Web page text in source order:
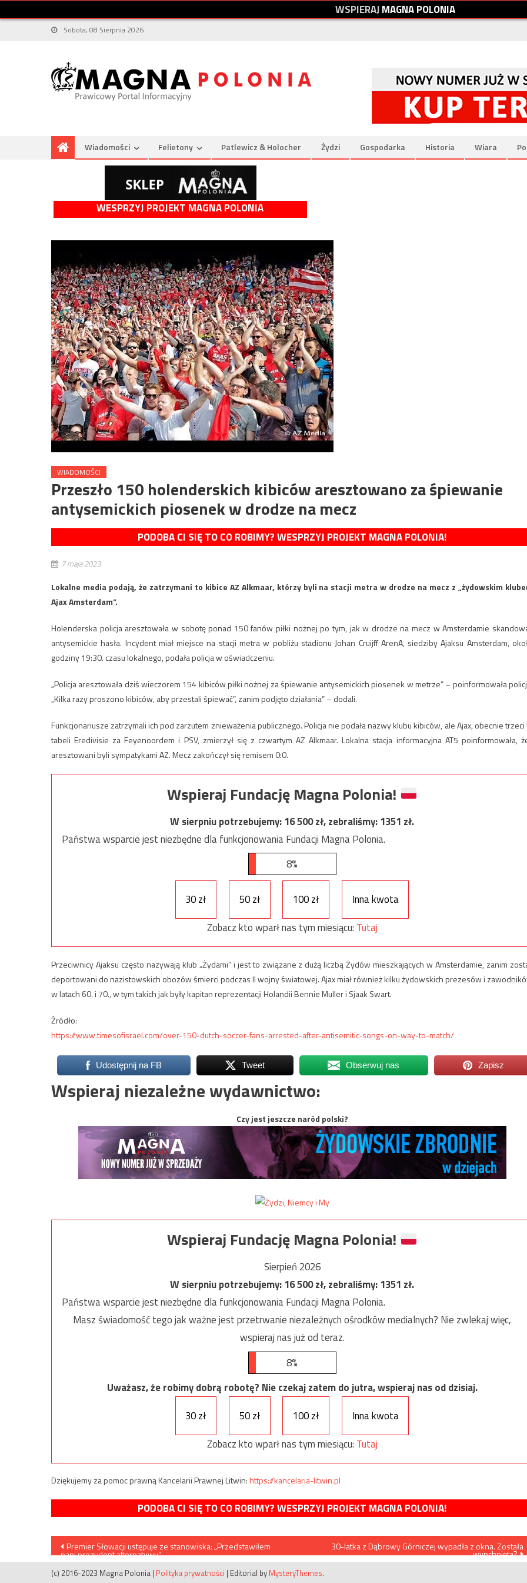
WSPIERAJMAGNAPOLONIA
Sobota, 08 Sierpnia 2026
Wiadomości Felietony Patlewicz & Holocher Żydzi Gospodarka Historia Wiara
WESPRZYJ PROJEKT MAGNA POLONIA
WIADOMOŚCI
Przeszło 150 holenderskich kibiców aresztowano za śpiewanie
antysemickich piosenek w drodze na mecz
PODOBA CI SIĘ TO CO ROBIMY? WESPRZYJ PROJEKT MAGNA POLONIA!
7 maja 2023
Lokalne media podają, że zatrzymani to kibice AZ Alkmaar, którzy byli na stacji metra w drodze na mecz z „żydowskim
Ajax Amsterdam”.
Holenderska policja aresztowała w sobotę ponad 150 fanów piłki nożnej po tym, jak w drodze na mecz w Amsterdamie
antysemickie hasła. Incydent miał miejsce na stacji metra w pobliżu stadionu Johan Cruijff ArenA, siedziby Ajaksu Amsterdam,
godziny 19:30. czasu lokalnego, podała policja w oświadczeniu.
„Policja aresztowała dziś wieczorem 154 kibiców piłki nożnej za śpiewanie antysemickich piosenek w metrze” – poinformowała
„Kilka razy proszono kibiców, aby przestali śpiewać”, zanim podjęto działania” – dodali.
Funkcjonariusze zatrzymali ich pod zarzutem znieważenia publicznego. Policja nie podała nazwy klubu kibiców, ale Ajax, obecnie trzeci
tabeli Eredivisie za Feyenoordem i PSV, zmierzył się z czwartym AZ Alkmaar. Lokalna stacja informacyjna AT5 poinformowała,
aresztowani byli sympatykami AZ. Mecz zakończył się remisem 0:0.
Wspieraj Fundację Magna Polonia!
W sierpniu potrzebujemy:16 500zł, zebraliśmy:1351 zł.
Państwa wsparcie jest niezbędne dla funkcjonowania Fundacji Magna Polonia.
8%
30 zł 50 zł 100 zł
Inna kwota
Zobacz kto wparł nas tym miesiącu: Tutaj
Przeciwnicy Ajaksu często nazywają klub „Żydami” i jest to związane z dużą liczbą Żydów mieszkających w Amsterdamie, zanim
deportowani do nazistowskich obozów śmierci podczas II wojny światowej. Ajax miał również kilku żydowskich prezesów i
w latach 60. i 70., w tym takich jak były kapitan reprezentacji Holandii Bennie Muller i Sjaak Swart.
Źródło:
https://www.timesofisrael.com/over-150-dutch-soccer-fans-arrested-after-antisemitic-songs-on-way-to-match/
Udostępnij na FB Tweet Obserwuj nas Zapisz
Wspieraj niezależne wydawnictwo:
Czy jest jeszcze naród polski?
Wspieraj Fundację Magna Polonia!
Sierpień 2026
W sierpniu potrzebujemy:16 500zł, zebraliśmy:1351 zł.
Państwa wsparcie jest niezbędne dla funkcjonowania Fundacji Magna Polonia.
Masz świadomość tego jak ważne jest przetrwanie niezależnych ośrodków medialnych? Nie zwlekaj więc,
wspieraj nas już od teraz.
8%
Uważasz, że robimy dobrą robotę? Nie czekaj zatem do jutra, wspieraj nas od dzisiaj.
30 zł
50 zł 100 zł
Inna kwota
Zobacz kto wparł nas tym miesiącu: Tutaj
Dziękujemy za pomoc prawną Kancelarii Prawnej Litwin:https://kancelaria-litwin.pl
PODOBA CI SIĘ TO CO ROBIMY? WESPRZYJ PROJEKT MAGNA POLONIA!
Nawigacja
wpisu
Premier Słowacji ustępuje ze stanowiska: „Przedstawiłem
pani prezydent alternatywy”
30-latka z Dąbrowy Górniczej wypadła z okna. Została
wypchnięta?
(c) 2016-2023 Magna Polonia | Polityka prywatności | Editorial by MysteryThemes.